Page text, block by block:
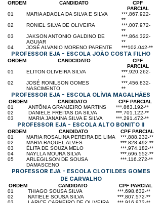
ORDEM CANDIDATO
CPF
PARCIAL
01
MARIA ADAGLA DA SILVA E SILVA
***.867.922-
**
02
RONIEL SILVA DE OLIVEIRA
***.007.972-
**
03
JAKSON ANTONIO GALDINO DE
AGUIAR
***.864.322-
**
04
JOSÉ ALVANIO MORENO PARENTE ***102.042-**
PROFESSOR EJA - ESCOLA JOÃO COSTA FILHO
ORDEM CANDCIDATO
CPF
PARCIAL
01
ELITON OLIVEIRA SILVA
***.920.262-
**
02
JOSÉ RONILSON GOMES
NASCIMENTO
***.456.832-
**
PROFESSOR EJA - ESCOLA OLÍVIA MAGALHÃES
ORDEM CANDIDATO
CPF PARCIAL
01
ANTÔNIA GRANJEIRO MARTINS
***.863.192-**
02
DANIELE FREITAS DA SILVA
***.701.122-**
03
MARIA JANAINA SILVA E SILVA ***.291.472-**
PROFESSOR EJA - ESCOLA ALTO BONITO II
ORDEM CANDIDATO
CPF PARCIAL
01
MARIA ROSALINA PEREIRA DE LIMA
***.888.232-**
02
MARIA RAQUEL ALVES
***.828.492-**
03
ÉLITA DE SOUZA MELO
***.974.182-**
04
NAYLLA MOURA SILVA
***.696.552-**
05
ARLEGILSON DE SOUSA
DAMASCENO
***.116.272-**
PROFESSOR EJA - ESCOLA CLOTILDES GOMES
DE CARVALHO
ORDEM CANDIDATO
CPF PARCIAL
01
THIAGO SOUSA SILVA
***.698.632-**
02
NATIELE SOUSA SILVA
***.807.572-**